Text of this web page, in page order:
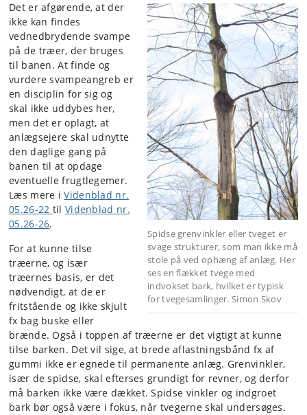
Spidse grenvinkler eller tveget er
svage strukturer, som man ikke må
stole på ved ophæng af anlæg. Her
ses en flækket tvege med
indvokset bark, hvilket er typisk
for tvegesamlinger. Simon Skov
Det er afgørende, at der
ikke kan findes
vednedbrydende svampe
på de træer, der bruges
til banen. At finde og
vurdere svampeangreb er
en disciplin for sig og
skal ikke uddybes her,
men det er oplagt, at
anlægsejere skal udnytte
den daglige gang på
banen til at opdage
eventuelle frugtlegemer.
Læs mere iVidenblad nr.
05.26-22 til Videnblad nr.
05.26-26.
For at kunne tilse
træerne, og især
træernes basis, er det
nødvendigt, at de er
fritstående og ikke skjult
fx bag buske eller
brænde. Også i toppen af træerne er det vigtigt at kunne
tilse barken. Det vil sige, at brede aflastningsbånd fx af
gummi ikke er egnede til permanente anlæg. Grenvinkler,
især de spidse, skal efterses grundigt for revner, og derfor
må barken ikke være dækket. Spidse vinkler og indgroet
bark bør også være i fokus, når tvegerne skal undersøges.